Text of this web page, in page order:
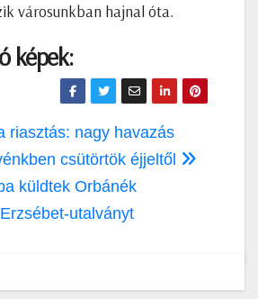
városunkban hajnal óta.
képek:
riasztás: nagy havazás
csütörtök éjjeltől
küldtek Orbánék
utalványt